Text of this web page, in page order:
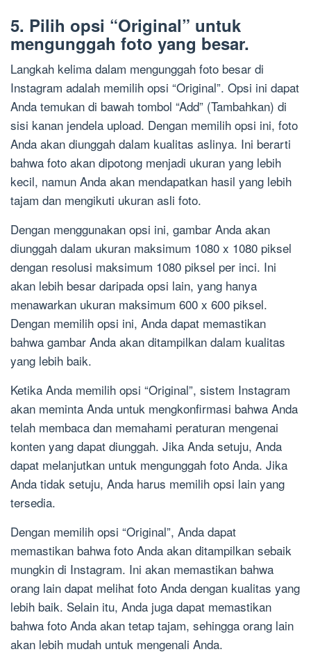
5. Pilih opsi “Original” untuk
mengunggah foto yang besar.
Langkah kelima dalam mengunggah foto besar di
Instagram adalah memilih opsi “Original”. Opsi ini dapat
Anda temukan di bawah tombol “Add” (Tambahkan) di
sisi kanan jendela upload. Dengan memilih opsi ini, foto
Anda akan diunggah dalam kualitas aslinya. Ini berarti
bahwa foto akan dipotong menjadi ukuran yang lebih
kecil, namun Anda akan mendapatkan hasil yang lebih
tajam dan mengikuti ukuran asli foto.
Dengan menggunakan opsi ini, gambar Anda akan
diunggah dalam ukuran maksimum 1080 x 1080 piksel
dengan resolusi maksimum 1080 piksel per inci. Ini
akan lebih besar daripada opsi lain, yang hanya
menawarkan ukuran maksimum 600 x 600 piksel.
Dengan memilih opsi ini, Anda dapat memastikan
bahwa gambar Anda akan ditampilkan dalam kualitas
yang lebih baik.
Ketika Anda memilih opsi “Original”, sistem Instagram
akan meminta Anda untuk mengkonfirmasi bahwa Anda
telah membaca dan memahami peraturan mengenai
konten yang dapat diunggah. Jika Anda setuju, Anda
dapat melanjutkan untuk mengunggah foto Anda. Jika
Anda tidak setuju, Anda harus memilih opsi lain yang
tersedia.
Dengan memilih opsi “Original”, Anda dapat
memastikan bahwa foto Anda akan ditampilkan sebaik
mungkin di Instagram. Ini akan memastikan bahwa
orang lain dapat melihat foto Anda dengan kualitas yang
lebih baik. Selain itu, Anda juga dapat memastikan
bahwa foto Anda akan tetap tajam, sehingga orang lain
akan lebih mudah untuk mengenali Anda.